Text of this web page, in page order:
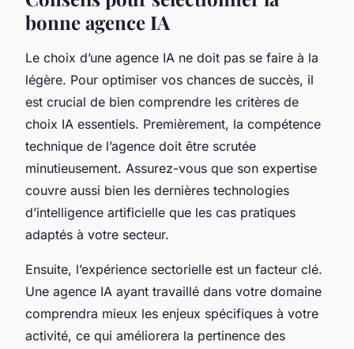
bonne agence IA
Le choix d’une agence IA ne doit pas se faire à la
légère. Pour optimiser vos chances de succès, il
est crucial de bien comprendre les critères de
choix IA essentiels. Premièrement, la compétence
technique de l’agence doit être scrutée
minutieusement. Assurez-vous que son expertise
couvre aussi bien les dernières technologies
d’intelligence artificielle que les cas pratiques
adaptés à votre secteur.
Ensuite, l’expérience sectorielle est un facteur clé.
Une agence IA ayant travaillé dans votre domaine
comprendra mieux les enjeux spécifiques à votre
activité, ce qui améliorera la pertinence des